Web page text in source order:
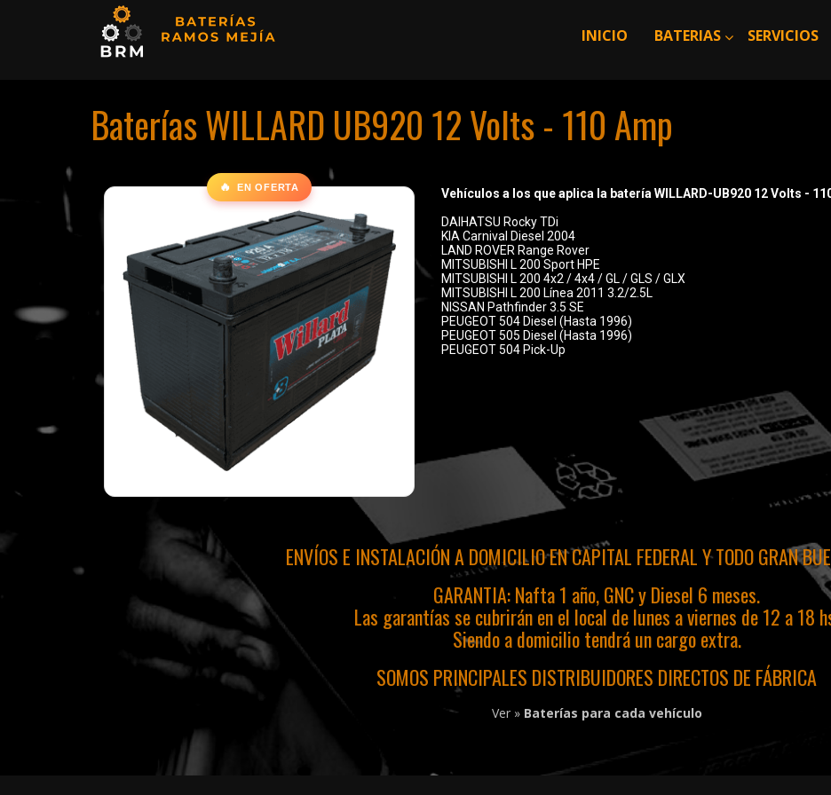
INICIO BATERIAS SERVICIOS
Baterías WILLARD UB920 12 Volts - 110 Amp
🔥 EN OFERTA
Vehículos a los que aplica la batería WILLARD-UB920 12 Volts -
DAIHATSU Rocky TDi
KIA Carnival Diesel 2004
LAND ROVER Range Rover
MITSUBISHI L 200 Sport HPE
MITSUBISHI L 200 4x2 / 4x4 / GL / GLS / GLX
MITSUBISHI L 200 Línea 2011 3.2/2.5L
NISSAN Pathfinder 3.5 SE
PEUGEOT 504 Diesel (Hasta 1996)
PEUGEOT 505 Diesel (Hasta 1996)
PEUGEOT 504 Pick-Up
ENVÍOS E INSTALACIÓN A DOMICILIO EN CAPITAL FEDERAL Y TODO GRAN
GARANTIA: Nafta 1 año, GNC y Diesel 6 meses.
Las garantías se cubrirán en el local de lunes a viernes de 12 a 18
Siendo a domicilio tendrá un cargo extra.
SOMOS PRINCIPALES DISTRIBUIDORES DIRECTOS DE FÁBRICA
Ver » Baterías para cada vehículo